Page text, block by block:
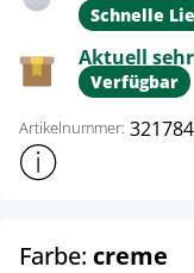
Schnelle
Aktuell
Verfügbar
Artikelnummer: 321784
Weitere
Farbe: creme